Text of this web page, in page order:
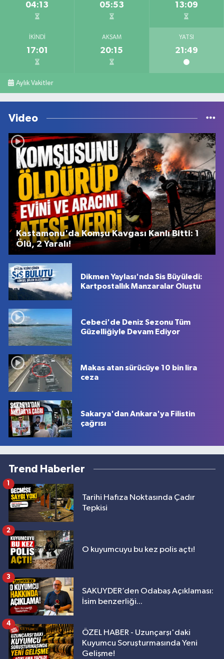
04:13 05:53 13:09
İKINDI
17:01
AKŞAM
20:15
YATSI
21:49
Aylık Vakitler
Video
Kastamonu'da Komşu Kavgası Kanlı Bitti: 1
Ölü, 2 Yaralı!
Dikmen Yaylası'nda Sis Büyüledi:
Kartpostallık Manzaralar Oluştu
Cebeci'de Deniz Sezonu Tüm
Güzelliğiyle Devam Ediyor
Makas atan sürücüye 10 bin lira
ceza
Sakarya'dan Ankara'ya Filistin
çağrısı
Trend Haberler
Tarihi Hafıza Noktasında Çadır
Tepkisi
1
O kuyumcuyu bu kez polis açtı!
2
SAKUYDER’den Odabaş Açıklaması:
İsim benzerliği...
3
ÖZEL HABER - Uzunçarşı'daki
Kuyumcu Soruşturmasında Yeni
Gelişme!
4